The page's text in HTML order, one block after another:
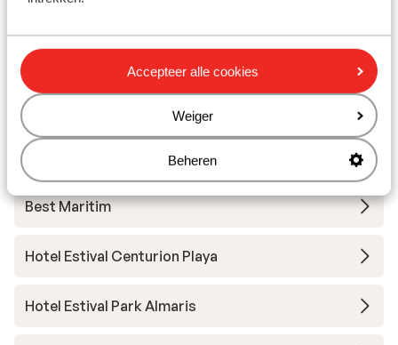
Accepteer alle cookies
Weiger
Beheren
Hotel Estival El Dorado Resort
Hotel Las Vegas
Hotel Golden Port Salou & Spa
Hotel H10 Delfin - adults only
Best Maritim
Hotel Estival Centurion Playa
Hotel Estival Park Almaris